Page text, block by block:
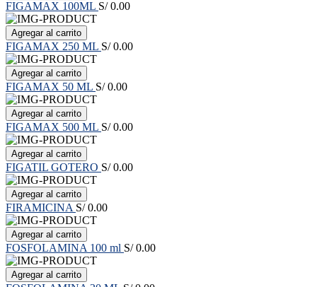
FIGAMAX 100ML S/ 0.00
Agregar al carrito
FIGAMAX 250 ML S/ 0.00
Agregar al carrito
FIGAMAX 50 ML S/ 0.00
Agregar al carrito
FIGAMAX 500 ML S/ 0.00
Agregar al carrito
FIGATIL GOTERO S/ 0.00
Agregar al carrito
FIRAMICINA S/ 0.00
Agregar al carrito
FOSFOLAMINA 100 ml S/ 0.00
Agregar al carrito